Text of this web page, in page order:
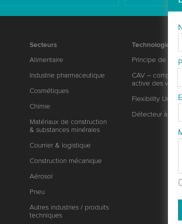
Secteurs
Alimentaire
Industrie pharmaceutique
Cosmétiques
Chimie
Matériaux de construction
& substances minérales
Courrier & logistique
Construction mécanique
Aérosol
Pneu
Autres industries / produits
techniques
Technologie
Principe de
CAV –
active des
Flexibility
Détecteur à